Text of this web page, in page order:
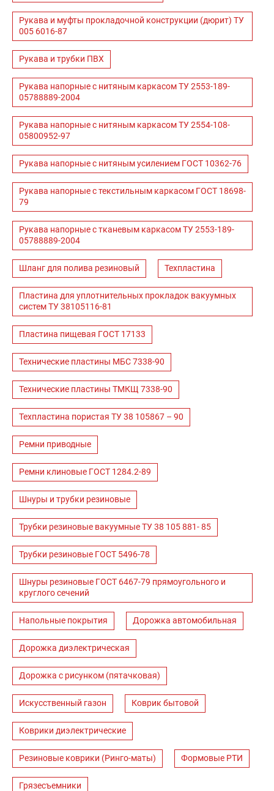
Рукава и муфты прокладочной конструкции (дюрит) ТУ
005 6016-87
Рукава и трубки ПВХ
Рукава напорные с нитяным каркасом ТУ 2553-189-
05788889-2004
Рукава напорные с нитяным каркасом ТУ 2554-108-
05800952-97
Рукава напорные с нитяным усилением ГОСТ 10362-76
Рукава напорные с текстильным каркасом ГОСТ 18698-
79
Рукава напорные с тканевым каркасом ТУ 2553-189-
05788889-2004
Шланг для полива резиновый Техпластина
Пластина для уплотнительных прокладок вакуумных
систем ТУ 38105116-81
Пластина пищевая ГОСТ 17133
Технические пластины МБС 7338-90
Технические пластины ТМКЩ 7338-90
Техпластина пористая ТУ 38 105867 – 90
Ремни приводные
Ремни клиновые ГОСТ 1284.2-89
Шнуры и трубки резиновые
Трубки резиновые вакуумные ТУ 38 105 881- 85
Трубки резиновые ГОСТ 5496-78
Шнуры резиновые ГОСТ 6467-79 прямоугольного и
круглого сечений
Напольные покрытия Дорожка автомобильная
Дорожка диэлектрическая
Дорожка с рисунком (пятачковая)
Искусственный газон Коврик бытовой
Коврики диэлектрические
Резиновые коврики (Ринго-маты) Формовые РТИ
Грязесъемники